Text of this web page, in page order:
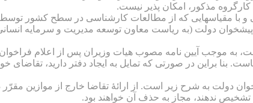
مذکور، امکان پذیر نیست.
با مقیاسهایی که از مطالعات کارشناسی در سطح کشور
پیشخوان دولت (به ریاست معاون توسعه مدیریت و سرمایه
به موجب آیین نامه مصوب هیات وزیران پس از اعلام
بنا براین در صورتی که تمایل به ایجاد دفتر دارید،
دولت به شرح زیر است. از ارائۀ تقاضا خارج از موازین
ندهند، مجاز به حذف آن خواهند بود.